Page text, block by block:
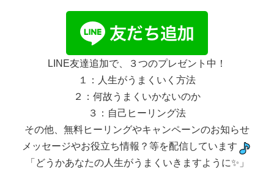
LINE友達追加で、３つのプレゼント中！
１：人生がうまくいく方法
２：何故うまくいかないのか
３：自己ヒーリング法
その他、無料ヒーリングやキャンペーンのお知らせ
メッセージやお役立ち情報？等を配信しています
「どうかあなたの人生がうまくいきますように✨」